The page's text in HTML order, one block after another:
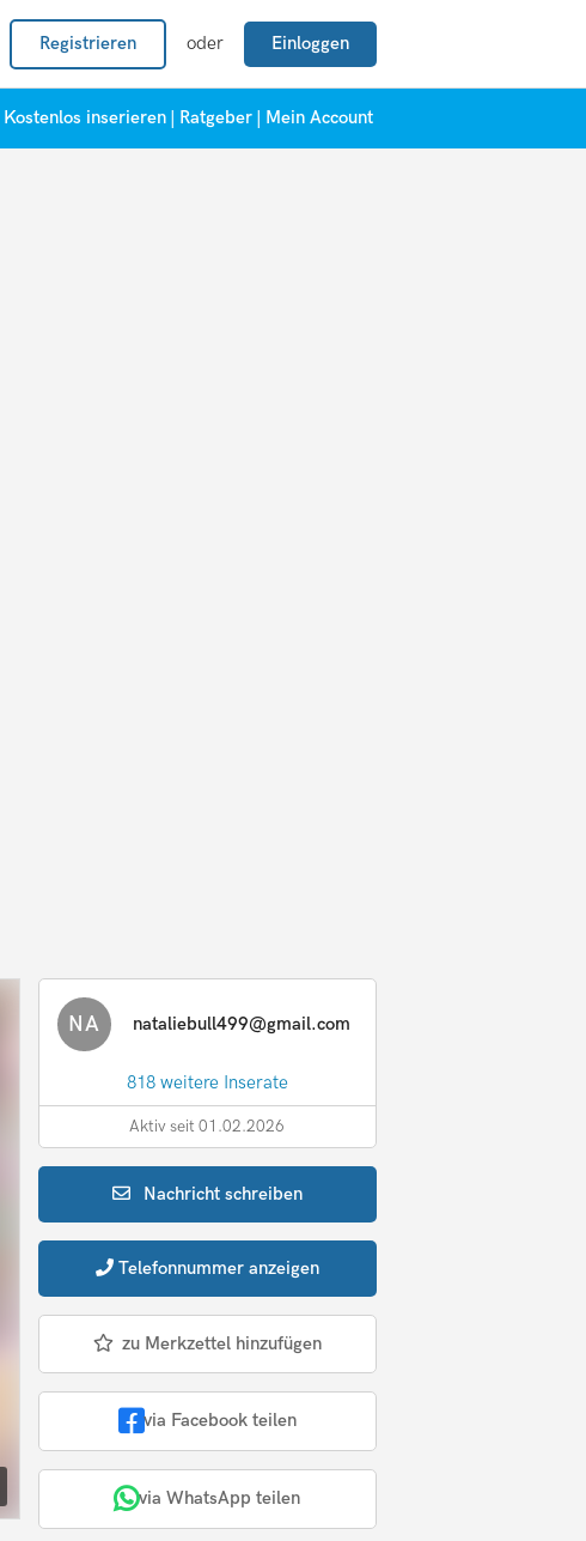
Registrieren oder Einloggen
Kostenlos inserieren Ratgeber Mein Account
NA nataliebull499@gmail.com
818 weitere Inserate
Aktiv seit 01.02.2026
Nachrichtschreiben
Telefonnummer anzeigen
zu Merkzettel hinzufügen
via Facebook teilen
via WhatsApp teilen